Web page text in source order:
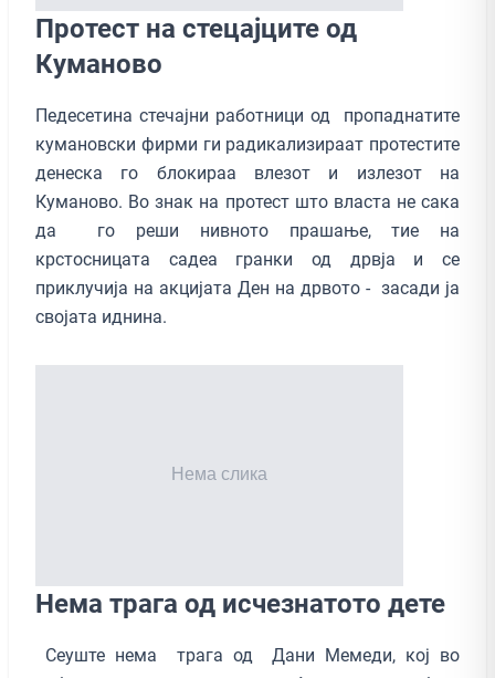
Протест на стецајците од
Куманово
Педесетина стечајни работници од пропаднатите
кумановски фирми ги радикализираат протестите
денеска го блокираа влезот и излезот на
Куманово. Во знак на протест што власта не сака
да го реши нивното прашање, тие на
крстосницата садеа гранки од дрвја и се
приклучија на акцијата Ден на дрвото - засади ја
својата иднина.
Нема трагa од исчезнатото дете
Сеуште нема трага од Дани Мемеди, кој во